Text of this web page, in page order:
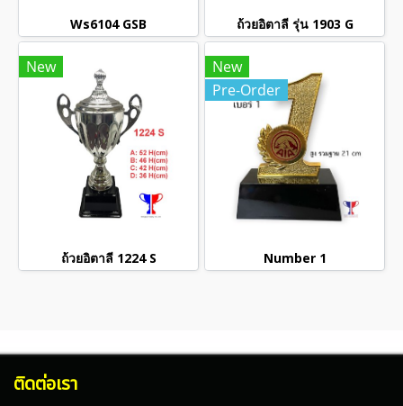
Ws6104 GSB ถ้วยอิตาลี รุ่น 1903 G
New
ถ้วยอิตาลี 1224 S
New
Pre-Order
Number 1
ติดต่อเรา